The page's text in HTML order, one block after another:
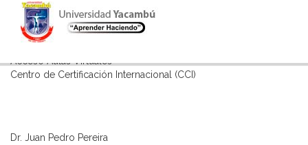
Acceso Aulas Virtuales
Centro de Certificación Internacional (CCI)
Dr. Juan Pedro Pereira